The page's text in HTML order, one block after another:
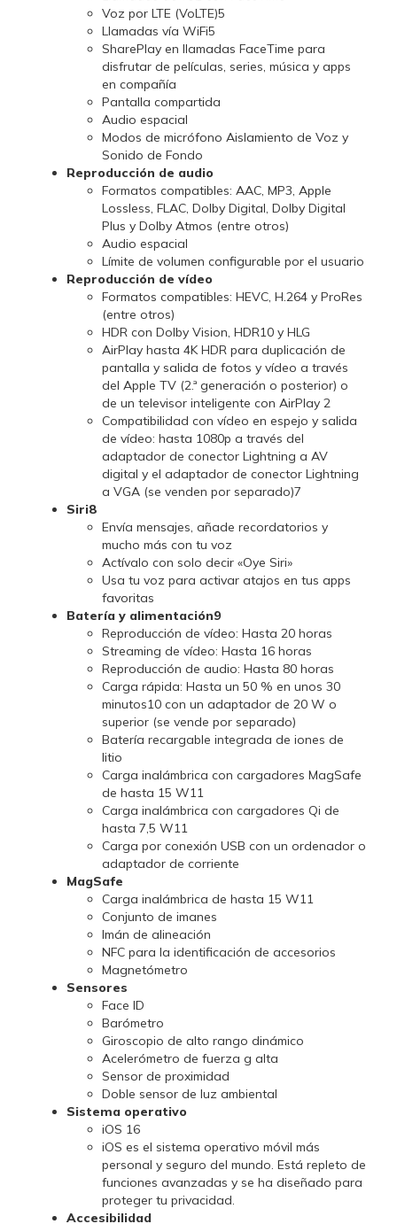
Voz por LTE (VoLTE)5
Llamadas vía WiFi5
SharePlay en llamadas FaceTime para
disfrutar de películas, series, música y apps
en compañía
Pantalla compartida
Audio espacial
Modos de micrófono Aislamiento de Voz y
Sonido de Fondo
Reproducción de audio
Formatos compatibles: AAC, MP3, Apple
Lossless, FLAC, Dolby Digital, Dolby Digital
Plus y Dolby Atmos (entre otros)
Audio espacial
Límite de volumen configurable por el usuario
Reproducción de vídeo
Formatos compatibles: HEVC, H.264 y ProRes
(entre otros)
HDR con Dolby Vision, HDR10 y HLG
AirPlay hasta 4K HDR para duplicación de
pantalla y salida de fotos y vídeo a través
del Apple TV (2.ª generación o posterior) o
de un televisor inteligente con AirPlay 2
Compatibilidad con vídeo en espejo y salida
de vídeo: hasta 1080p a través del
adaptador de conector Lightning a AV
digital y el adaptador de conector Lightning
a VGA (se venden por separado)7
Siri8
Envía mensajes, añade recordatorios y
mucho más con tu voz
Actívalo con solo decir «Oye Siri»
Usa tu voz para activar atajos en tus apps
favoritas
Batería y alimentación9
Reproducción de vídeo: Hasta 20 horas
Streaming de vídeo: Hasta 16 horas
Reproducción de audio: Hasta 80 horas
Carga rápida: Hasta un 50 % en unos 30
minutos10 con un adaptador de 20 W o
superior (se vende por separado)
Batería recargable integrada de iones de
litio
Carga inalámbrica con cargadores MagSafe
de hasta 15 W11
Carga inalámbrica con cargadores Qi de
hasta 7,5 W11
Carga por conexión USB con un ordenador o
adaptador de corriente
MagSafe
Carga inalámbrica de hasta 15 W11
Conjunto de imanes
Imán de alineación
NFC para la identificación de accesorios
Magnetómetro
Sensores
Face ID
Barómetro
Giroscopio de alto rango dinámico
Acelerómetro de fuerza g alta
Sensor de proximidad
Doble sensor de luz ambiental
Sistema operativo
iOS 16
iOS es el sistema operativo móvil más
personal y seguro del mundo. Está repleto de
funciones avanzadas y se ha diseñado para
proteger tu privacidad.
Accesibilidad